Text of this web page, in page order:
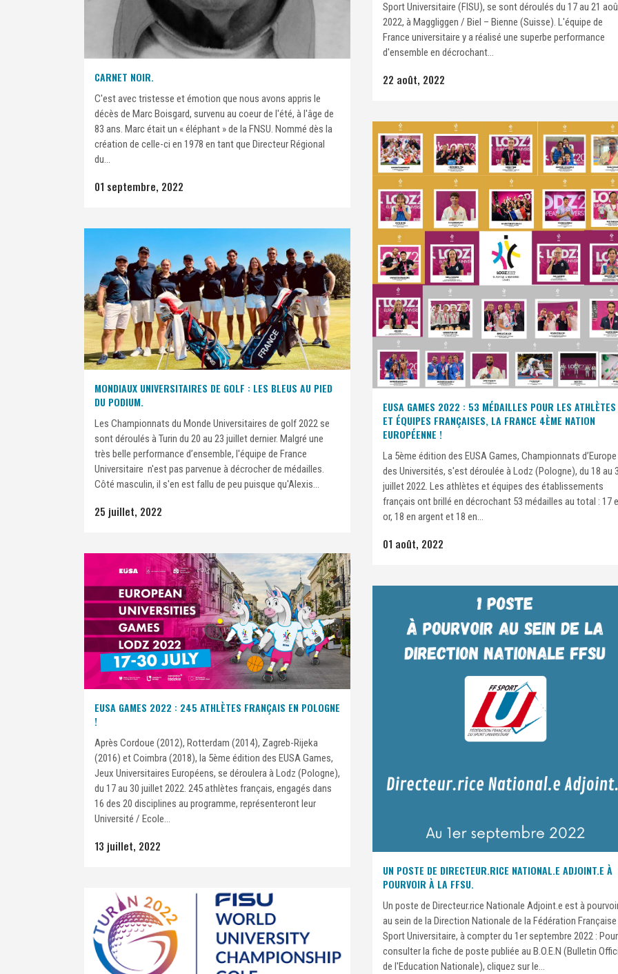
CARNET NOIR.
C'est avec tristesse et émotion que nous avons appris le
décès de Marc Boisgard, survenu au coeur de l'été, à l'âge de
83 ans. Marc était un « éléphant » de la FNSU. Nommé dès la
création de celle-ci en 1978 en tant que Directeur Régional
du...
01 septembre, 2022
Sport Universitaire (FISU), se sont déroulés du 17 au 21
2022, à Maggliggen / Biel – Bienne (Suisse). L'équipe de
France universitaire y a réalisé une superbe performance
d'ensemble en décrochant...
22 août, 2022
EUSA GAMES 2022 : 53 MÉDAILLES POUR LES ATHLÈTES
ET ÉQUIPES FRANÇAISES, LA FRANCE 4ÈME NATION
EUROPÉENNE !
La 5ème édition des EUSA Games, Championnats d’Europe
des Universités, s'est déroulée à Lodz (Pologne), du 18 au
juillet 2022. Les athlètes et équipes des établissements
français ont brillé en décrochant 53 médailles au total : 17
or, 18 en argent et 18 en...
01 août, 2022
MONDIAUX UNIVERSITAIRES DE GOLF : LES BLEUS AU PIED
DU PODIUM.
Les Championnats du Monde Universitaires de golf 2022 se
sont déroulés à Turin du 20 au 23 juillet dernier. Malgré une
très belle performance d’ensemble, l'équipe de France
Universitaire n'est pas parvenue à décrocher de médailles.
Côté masculin, il s'en est fallu de peu puisque qu'Alexis...
25 juillet, 2022
EUSA GAMES 2022 : 245 ATHLÈTES FRANÇAIS EN POLOGNE
!
Après Cordoue (2012), Rotterdam (2014), Zagreb-Rijeka
(2016) et Coimbra (2018), la 5ème édition des EUSA Games,
Jeux Universitaires Européens, se déroulera à Lodz (Pologne),
du 17 au 30 juillet 2022. 245 athlètes français, engagés dans
16 des 20 disciplines au programme, représenteront leur
Université / Ecole...
13 juillet, 2022
UN POSTE DE DIRECTEUR.RICE NATIONAL.E ADJOINT.E À
POURVOIR À LA FFSU.
Un poste de Directeur.rice Nationale Adjoint.e est à
au sein de la Direction Nationale de la Fédération
Sport Universitaire, à compter du 1er septembre 2022 : Pour
consulter la fiche de poste publiée au B.O.E.N (Bulletin
de l'Education Nationale), cliquez sur le...